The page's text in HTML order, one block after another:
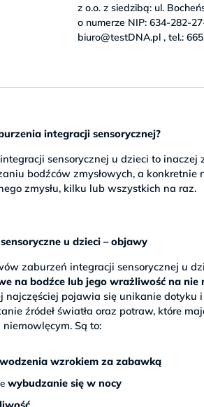
z o.o. z siedzibą: ul.
o numerze NIP: 634-282-
biuro@testDNA.pl , tel.:
integracji sensorycznej?
sensorycznej u dzieci to
bodźców zmysłowych, a
zmysłu, kilku lub wszystkich na raz.
u dzieci – objawy
zaburzeń integracji sensorycznej u
na bodźce lub jego wrażliwość na nie
najczęściej pojawia się unikanie dotyku
źródeł światła oraz potraw, które
Są to:
wodzenia wzrokiem za zabawką
wybudzanie się w nocy